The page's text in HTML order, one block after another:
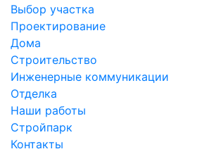
Выбор участка
Проектирование
Дома
Строительство
Инженерные коммуникации
Отделка
Наши работы
Стройпарк
Контакты